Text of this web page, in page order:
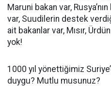
Maruni bakan var,
var, Suudilerin destek
ait bakanlar var, Mısır,
yok!
1000 yıl yönettiğimiz
duygu? Mutlu musunuz?